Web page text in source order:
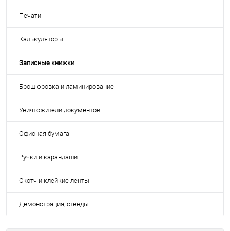
Печати
Калькуляторы
Записные книжки
Брошюровка и ламинирование
Уничтожители документов
Офисная бумага
Ручки и карандаши
Скотч и клейкие ленты
Демонстрация, стенды